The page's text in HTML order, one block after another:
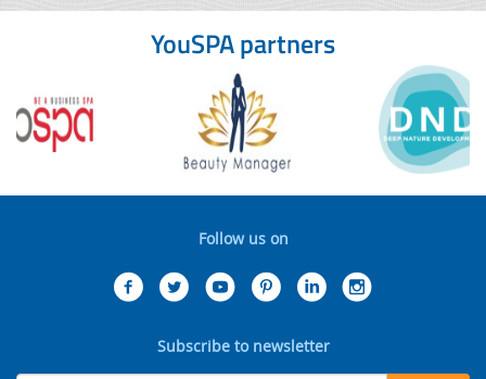
YouSPA partners
Follow us on
Subscribe to newsletter